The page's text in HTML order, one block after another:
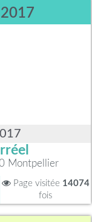
2017
Montpellier
Page visitée 14074
fois